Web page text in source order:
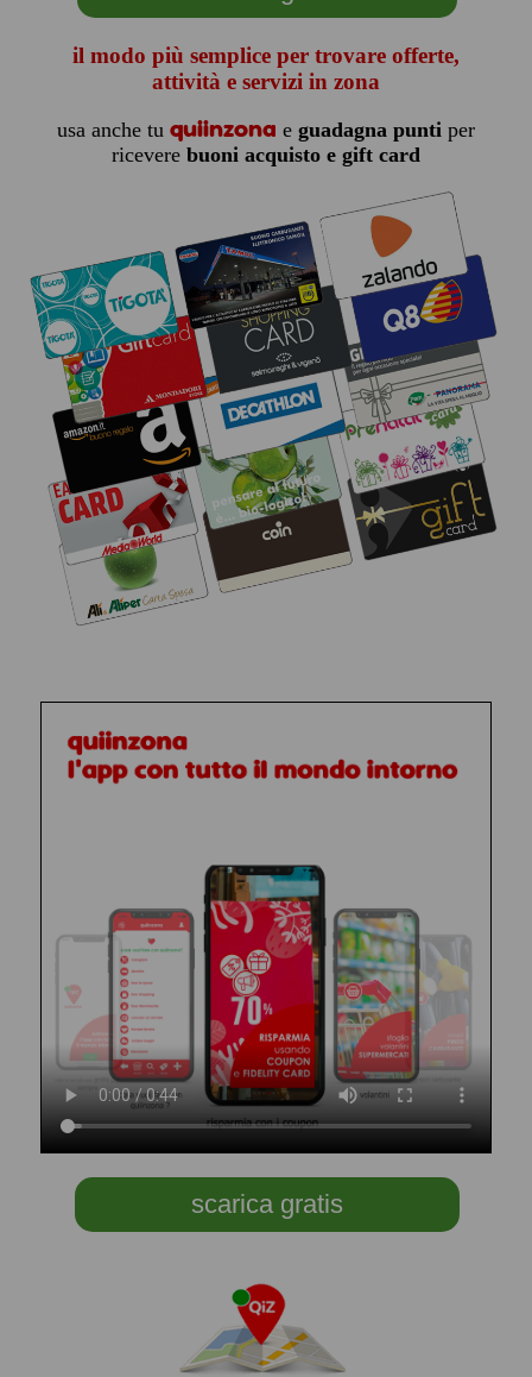
il modo più semplice per trovare offerte,
attività e servizi in zona
usa anche tu quiinzona e guadagna puntiper
ricevere buoni acquisto e gift card
scarica gratis